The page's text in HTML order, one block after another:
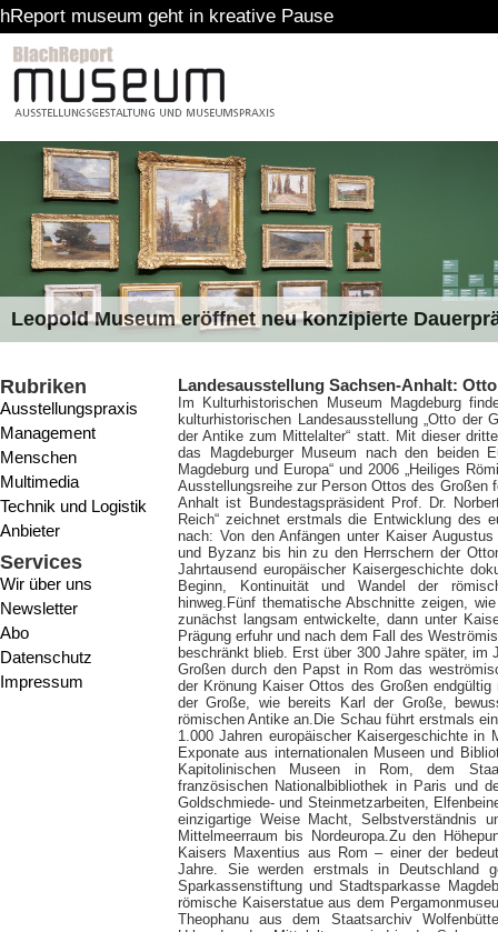
geht in kreative Pause
Leopold Museum eröffnet neu konzipierte
Rubriken
Ausstellungspraxis
Management
Menschen
Multimedia
Technik und Logistik
Anbieter
Services
Wir über uns
Newsletter
Abo
Datenschutz
Impressum
Landesausstellung Sachsen-Anhalt:
Im Kulturhistorischen Museum Magdeburg
kulturhistorischen Landesausstellung „Otto
der Antike zum Mittelalter“ statt. Mit dieser
das Magdeburger Museum nach den beiden
Magdeburg und Europa“ und 2006 „Heiliges
Ausstellungsreihe zur Person Ottos des Großen
Anhalt ist Bundestagspräsident Prof. Dr.
Reich“ zeichnet erstmals die Entwicklung des
nach: Von den Anfängen unter Kaiser
und Byzanz bis hin zu den Herrschern der
Jahrtausend europäischer Kaisergeschichte
Beginn, Kontinuität und Wandel der
hinweg.Fünf thematische Abschnitte zeigen,
zunächst langsam entwickelte, dann unter
Prägung erfuhr und nach dem Fall des
beschränkt blieb. Erst über 300 Jahre später,
Großen durch den Papst in Rom das
der Krönung Kaiser Ottos des Großen
der Große, wie bereits Karl der Große,
römischen Antike an.Die Schau führt erstmals
1.000 Jahren europäischer Kaisergeschichte in
Exponate aus internationalen Museen und
Kapitolinischen Museen in Rom, dem
französischen Nationalbibliothek in Paris und
Goldschmiede- und Steinmetzarbeiten,
einzigartige Weise Macht, Selbstverständnis
Mittelmeerraum bis Nordeuropa.Zu den
Kaisers Maxentius aus Rom – einer der
Jahre. Sie werden erstmals in Deutschland
Sparkassenstiftung und Stadtsparkasse
römische Kaiserstatue aus dem
Theophanu aus dem Staatsarchiv